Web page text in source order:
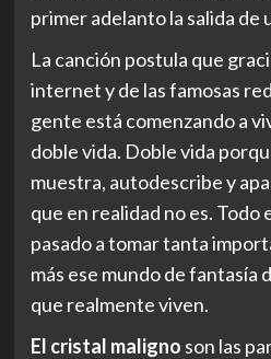
primer adelantola salida de
La canción postula que
internet y de las famosas
gente está comenzando a
doble vida. Doble vida
muestra, autodescribe y
que en realidad no es. Todo
pasado a tomar tanta
más ese mundo de fantasía
que realmente viven.
El cristal maligno son las